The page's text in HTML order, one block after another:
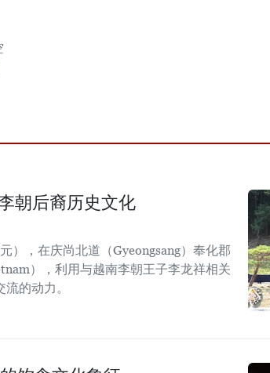
朝后裔历史文化
），在庆尚北道（Gyeongsang）奉化郡
），利用与越南李朝王子李龙祥相关
的动力。